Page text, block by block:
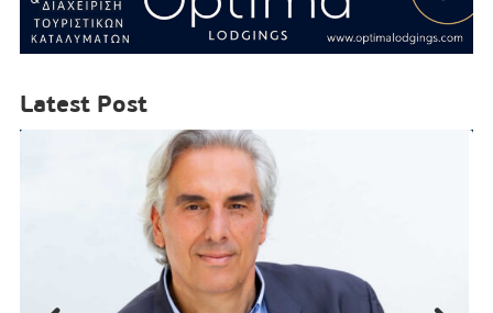
Latest Post